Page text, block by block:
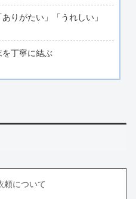
りがたい」「うれしい」
を丁寧に結ぶ
頼について